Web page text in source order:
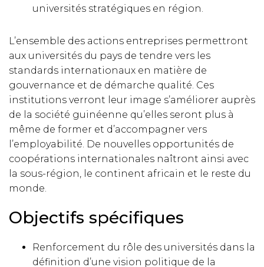
universités stratégiques en région.
L’ensemble des actions entreprises permettront
aux universités du pays de tendre vers les
standards internationaux en matière de
gouvernance et de démarche qualité. Ces
institutions verront leur image s’améliorer auprès
de la société guinéenne qu’elles seront plus à
même de former et d’accompagner vers
l’employabilité. De nouvelles opportunités de
coopérations internationales naîtront ainsi avec
la sous-région, le continent africain et le reste du
monde.
Objectifs spécifiques
Renforcement du rôle des universités dans la
définition d’une vision politique de la